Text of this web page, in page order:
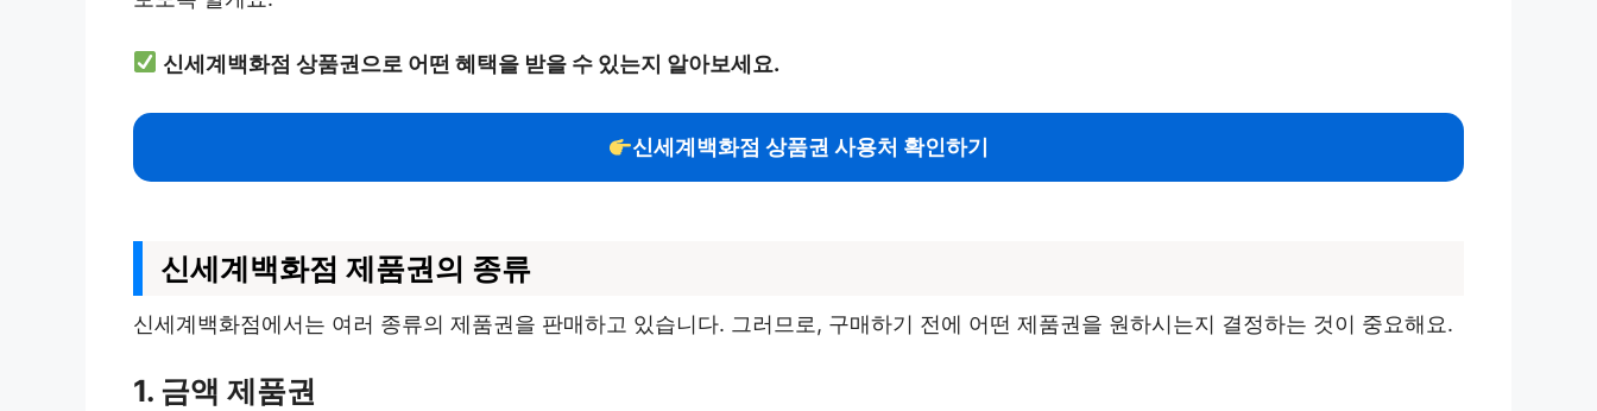
신세계백화점 상품권으로 어떤 혜택을 받을 수 있는지 알아보세요.
신세계백화점 상품권 사용처 확인하기
신세계백화점 제품권의 종류
신세계백화점에서는 여러 종류의 제품권을 판매하고 있습니다. 그러므로, 구매하기 전에 어떤 제품권을 원하시는지 결정하는 것이 중요해요.
1. 금액 제품권